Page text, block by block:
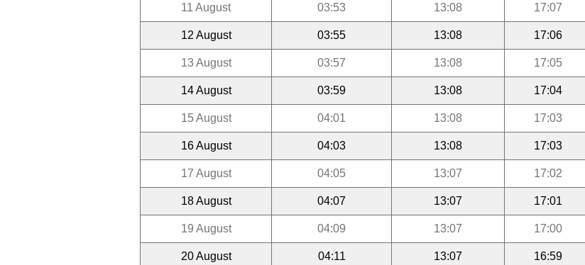
11 August 03:53 13:08 17:07
12 August 03:55 13:08 17:06
13 August 03:57 13:08 17:05
14 August 03:59 13:08 17:04
15 August 04:01 13:08 17:03
16 August 04:03 13:08 17:03
17 August 04:05 13:07 17:02
18 August 04:07 13:07 17:01
19 August 04:09 13:07 17:00
20 August 04:11 13:07 16:59